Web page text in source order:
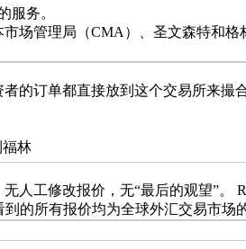
服务。
场管理局（CMA）、圣文森特和格
的订单都直接放到这个交易所来撮
林
工修改报价，无“最后的观望”。
的所有报价均为全球外汇交易市场